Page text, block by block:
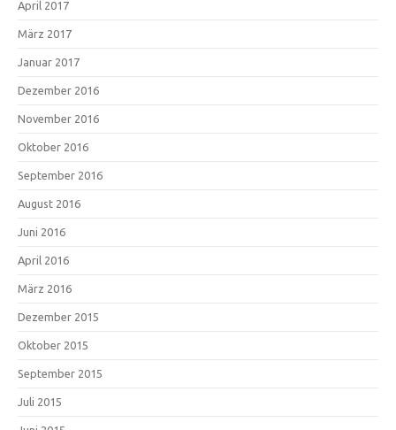
April 2017
März 2017
Januar 2017
Dezember 2016
November 2016
Oktober 2016
September 2016
August 2016
Juni 2016
April 2016
März 2016
Dezember 2015
Oktober 2015
September 2015
Juli 2015